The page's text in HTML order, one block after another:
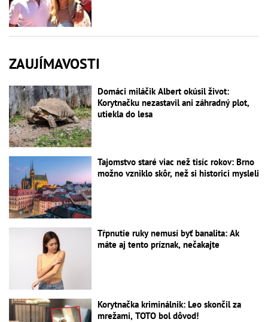
ZAUJÍMAVOSTI
Domáci miláčik Albert okúsil život:
Korytnačku nezastavil ani záhradný plot,
utiekla do lesa
Tajomstvo staré viac než tisíc rokov: Brno
možno vzniklo skôr, než si historici mysleli
Tŕpnutie ruky nemusí byť banalita: Ak
máte aj tento príznak, nečakajte
Korytnačka kriminálnik: Leo skončil za
mrežami, TOTO bol dôvod!